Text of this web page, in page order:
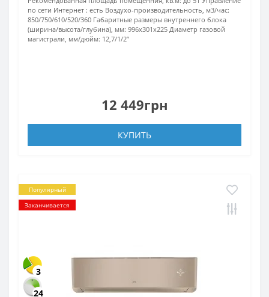
по сети Интернет : есть Воздухо-производительность, м3/час:
850/750/610/520/360 Габаритные размеры внутреннего блока
(ширина/высота/глубина), мм: 996х301х225 Диаметр газовой
магистрали, мм/дюйм: 12,7/1/2’’
12 449грн
КУПИТЬ
Популярный
Заканчивается
3
24